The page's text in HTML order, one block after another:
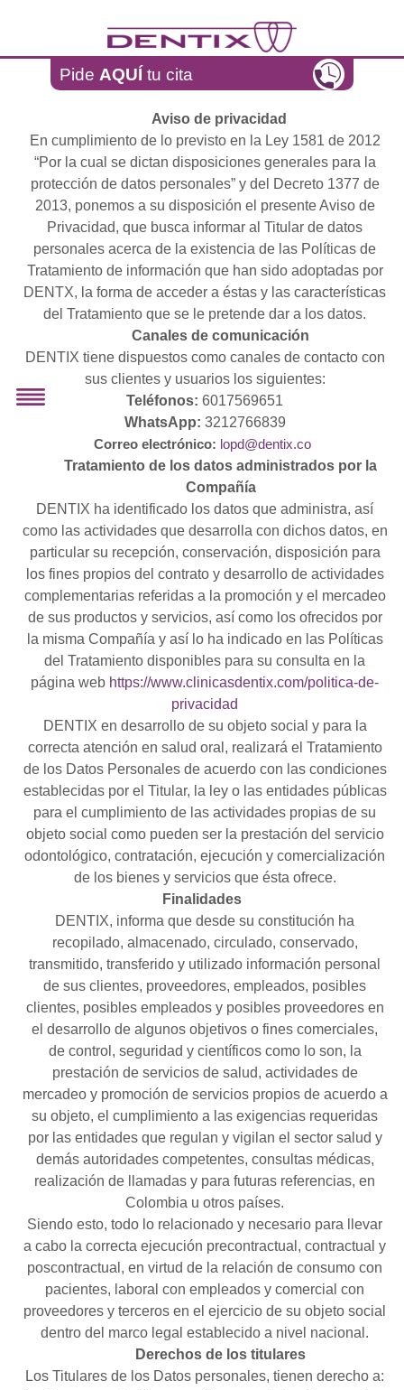
Pide AQUÍ tu cita
Aviso de privacidad
En cumplimiento de lo previsto en la Ley 1581 de 2012
“Por la cual se dictan disposiciones generales para la
protección de datos personales” y del Decreto 1377 de
2013, ponemos a su disposición el presente Aviso de
Privacidad, que busca informar al Titular de datos
personales acerca de la existencia de las Políticas de
Tratamiento de información que han sido adoptadas por
DENTX, la forma de acceder a éstas y las características
del Tratamiento que se le pretende dar a los datos.
Canales de comunicación
DENTIX tiene dispuestos como canales de contacto con
sus clientes y usuarios los siguientes:
Teléfonos:6017569651
WhatsApp: 3212766839
Correo electrónico: lopd@dentix.co
Tratamiento de los datos administrados por la
Compañía
DENTIX ha identificado los datos que administra, así
como las actividades que desarrolla con dichos datos, en
particular su recepción, conservación, disposición para
los fines propios del contrato y desarrollo de actividades
complementarias referidas a la promoción y el mercadeo
de sus productos y servicios, así como los ofrecidos por
la misma Compañía y así lo ha indicado en las Políticas
del Tratamiento disponibles para su consulta en la
página web https://www.clinicasdentix.com/politica-de-
privacidad
DENTIX en desarrollo de su objeto social y para la
correcta atención en salud oral, realizará el Tratamiento
de los Datos Personales de acuerdo con las condiciones
establecidas por el Titular, la ley o las entidades públicas
para el cumplimiento de las actividades propias de su
objeto social como pueden ser la prestación del servicio
odontológico, contratación, ejecución y comercialización
de los bienes y servicios que ésta ofrece.
Finalidades
DENTIX, informa que desde su constitución ha
recopilado, almacenado, circulado, conservado,
transmitido, transferido y utilizado información personal
de sus clientes, proveedores, empleados, posibles
clientes, posibles empleados y posibles proveedores en
el desarrollo de algunos objetivos o fines comerciales,
de control, seguridad y científicos como lo son, la
prestación de servicios de salud, actividades de
mercadeo y promoción de servicios propios de acuerdo a
su objeto, el cumplimiento a las exigencias requeridas
por las entidades que regulan y vigilan el sector salud y
demás autoridades competentes, consultas médicas,
realización de llamadas y para futuras referencias, en
Colombia u otros países.
Siendo esto, todo lo relacionado y necesario para llevar
a cabo la correcta ejecución precontractual, contractual y
poscontractual, en virtud de la relación de consumo con
pacientes, laboral con empleados y comercial con
proveedores y terceros en el ejercicio de su objeto social
dentro del marco legal establecido a nivel nacional.
Derechos de los titulares
Los Titulares de los Datos personales, tienen derecho a: